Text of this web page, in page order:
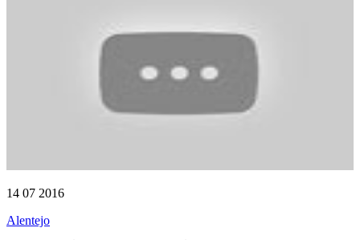
14 07 2016
Alentejo